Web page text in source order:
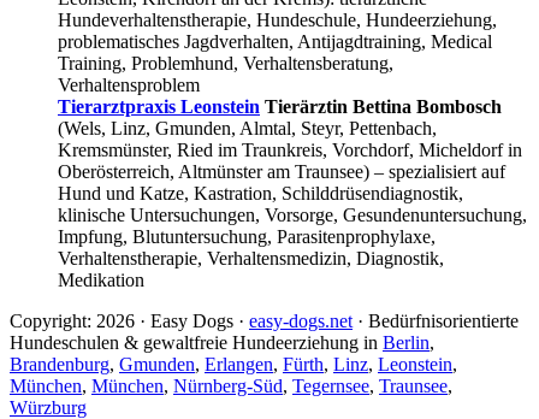
Hundeverhaltenstherapie, Hundeschule, Hundeerziehung,
problematisches Jagdverhalten, Antijagdtraining, Medical
Training, Problemhund, Verhaltensberatung,
Verhaltensproblem
Tierarztpraxis Leonstein Tierärztin Bettina Bombosch
(Wels, Linz, Gmunden, Almtal, Steyr, Pettenbach,
Kremsmünster, Ried im Traunkreis, Vorchdorf, Micheldorf in
Oberösterreich, Altmünster am Traunsee) – spezialisiert auf
Hund und Katze, Kastration, Schilddrüsendiagnostik,
klinische Untersuchungen, Vorsorge, Gesundenuntersuchung,
Impfung, Blutuntersuchung, Parasitenprophylaxe,
Verhaltenstherapie, Verhaltensmedizin, Diagnostik,
Medikation
Copyright: 2026 · Easy Dogs · easy-dogs.net · Bedürfnisorientierte
Hundeschulen & gewaltfreie Hundeerziehung in Berlin,
Brandenburg, Gmunden, Erlangen, Fürth, Linz, Leonstein,
München, München, Nürnberg-Süd, Tegernsee, Traunsee,
Würzburg